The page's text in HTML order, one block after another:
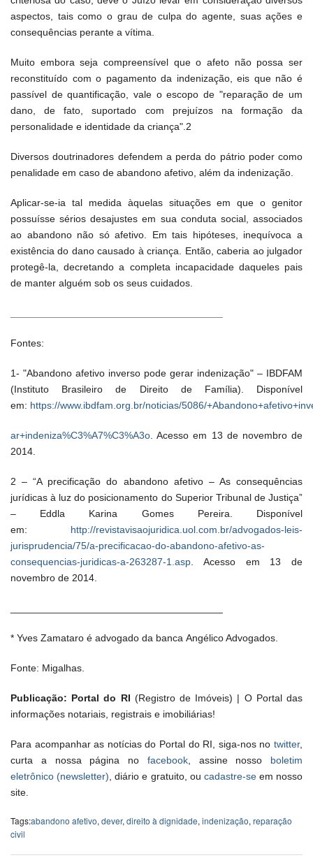
aspectos, tais como o grau de culpa do agente, suas ações e
consequências perante a vítima.
Muito embora seja compreensível que o afeto não possa ser
reconstituído com o pagamento da indenização, eis que não é
passível de quantificação, vale o escopo de "reparação de um
dano, de fato, suportado com prejuízos na formação da
personalidade e identidade da criança".2
Diversos doutrinadores defendem a perda do pátrio poder como
penalidade em caso de abandono afetivo, além da indenização.
Aplicar-se-ia tal medida àquelas situações em que o genitor
possuísse sérios desajustes em sua conduta social, associados
ao abandono não só afetivo. Em tais hipóteses, inequívoca a
existência do dano causado à criança. Então, caberia ao julgador
protegê-la, decretando a completa incapacidade daqueles pais
de manter alguém sob os seus cuidados.
Fontes:
1- "Abandono afetivo inverso pode gerar indenização" – IBDFAM
(Instituto Brasileiro de Direito de Família). Disponível
em: https://www.ibdfam.org.br/noticias/5086/
ar+indeniza%C3%A7%C3%A3o . Acesso em 13 de novembro de
2014.
2 – “A precificação do abandono afetivo – As consequências
jurídicas à luz do posicionamento do Superior Tribunal de Justiça”
– Eddla Karina Gomes Pereira. Disponível
em: http://revistavisaojuridica.uol.com.br/advogados-leis-
jurisprudencia/75/a-precificacao-do-abandono-afetivo-as-
consequencias-juridicas-a-263287-1.asp . Acesso em 13 de
novembro de 2014.
* Yves Zamataro é advogado da banca Angélico Advogados.
Fonte: Migalhas.
Publicação: Portal do RI (Registro de Imóveis) | O Portal das
informações notariais, registrais e imobiliárias!
Para acompanhar as notícias do Portal do RI, siga-nos no twitter,
curta a nossa página no facebook, assine nosso boletim
eletrônico (newsletter) , diário e gratuito, ou cadastre-seem nosso
site.
Tags:abandono afetivo, dever, direito à dignidade, indenização, reparação
civil